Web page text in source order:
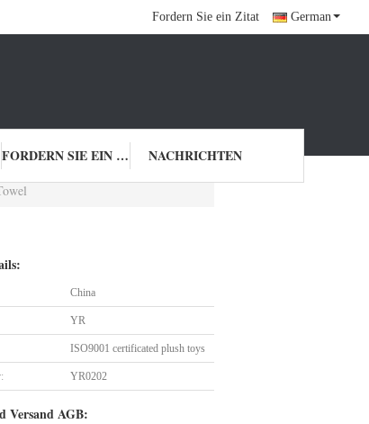
Fordern Sie ein Zitat German
FORDERN SIE EIN ZITAT
NACHRICHTEN
China
YR
ISO9001 certificated plush toys
YR0202
Versand AGB: